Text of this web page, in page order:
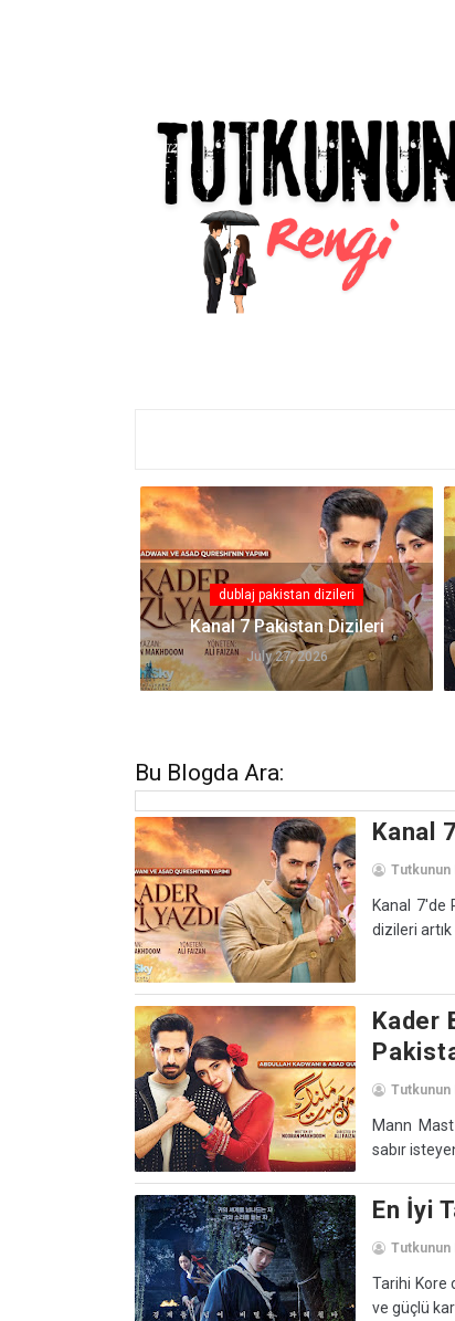
dublaj pakistan dizileri
Kanal 7 Pakistan Dizileri
July 27, 2026
Bu Blogda Ara:
Kanal
Tutkunun
Kanal 7'de
dizileri artık
Kader
Tutkunun
Mann
sabır
En İyi
Tutkunun
Tarihi Kore
ve güçlü